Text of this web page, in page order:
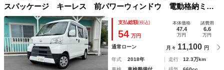
スパッケージ キーレス 前パワーウィンドウ 電動格納ミラ
ー スマートアシスト レーダーブレーキ 社外ナビ プラ
イバシーガラス 両側スライドドア 記録簿 軽貨物 軽バン
支払総額(税込)
54 万円
本体価格
47.4
万円
諸費用
6.6
万円
通常ローン 月々 11,100 円
年式 2018年 走行
12.3万km